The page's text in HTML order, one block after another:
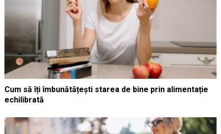
Cum să îți îmbunătățești starea de bine prin alimentație
echilibrată